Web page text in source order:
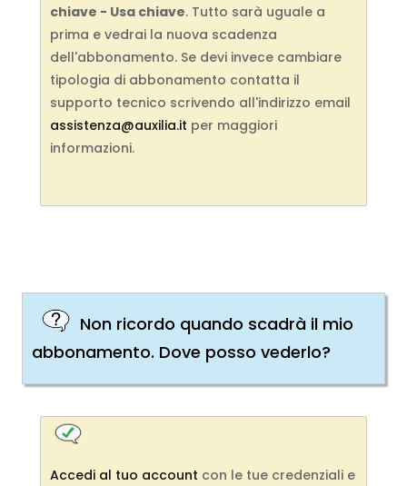
chiave - Usa chiave. Tutto sarà uguale a
prima e vedrai la nuova scadenza
dell'abbonamento. Se devi invece cambiare
tipologia di abbonamento contatta il
supporto tecnico scrivendo all'indirizzo email
assistenza@auxilia.it per maggiori
informazioni.
Non ricordo quando scadrà il mio
abbonamento. Dove posso vederlo?
Accedi al tuo account con le tue credenziali e